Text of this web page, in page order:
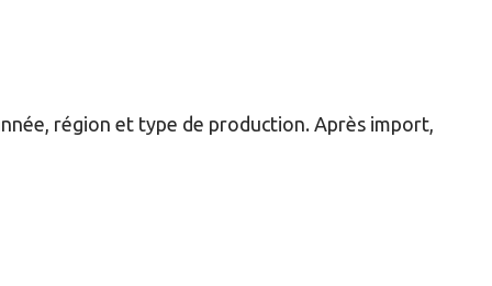
région et type de production. Après import,